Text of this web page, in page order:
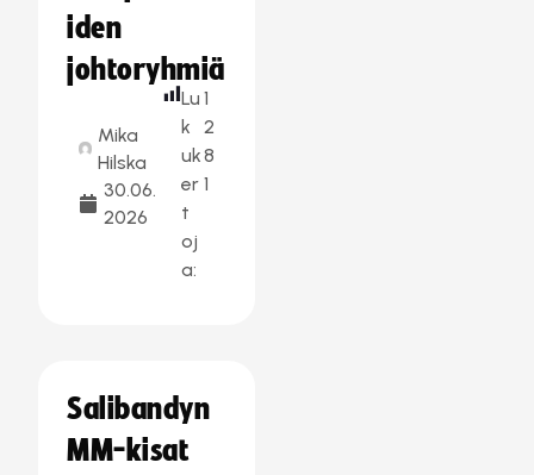
iden
johtoryhmiä
Mika
Hilska
30.06.
2026
Lu
k
uk
er
t
oj
a:
1
2
8
1
Salibandyn
MM-kisat